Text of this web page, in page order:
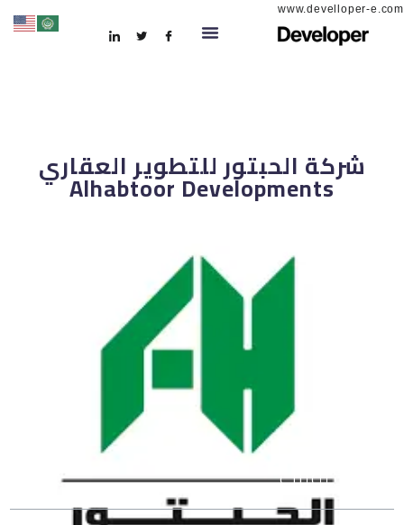
www.develloper-e.com
شركة الحبتور للتطوير العقاري
Alhabtoor Developments
المحتويات